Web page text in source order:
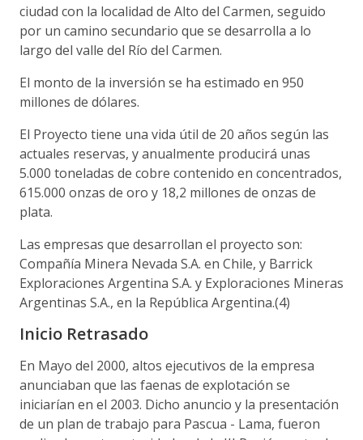
ciudad con la localidad de Alto del Carmen, seguido
por un camino secundario que se desarrolla a lo
largo del valle del Río del Carmen.
El monto de la inversión se ha estimado en 950
millones de dólares.
El Proyecto tiene una vida útil de 20 años según las
actuales reservas, y anualmente producirá unas
5.000 toneladas de cobre contenido en concentrados,
615.000 onzas de oro y 18,2 millones de onzas de
plata.
Las empresas que desarrollan el proyecto son:
Compañía Minera Nevada S.A. en Chile, y Barrick
Exploraciones Argentina S.A. y Exploraciones Mineras
Argentinas S.A., en la República Argentina.(4)
Inicio Retrasado
En Mayo del 2000, altos ejecutivos de la empresa
anunciaban que las faenas de explotación se
iniciarían en el 2003. Dicho anuncio y la presentación
de un plan de trabajo para Pascua - Lama, fueron